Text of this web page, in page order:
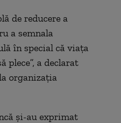
de reducere a
a semnala
în special că viața
plece”, a declarat
organizația
și-au exprimat